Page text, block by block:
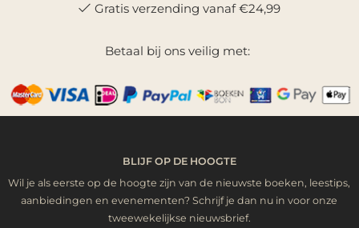
Gratis verzending vanaf €24,99
Betaal bij ons veilig met:
BLIJF OP DE HOOGTE
Wil je als eerste op de hoogte zijn van de nieuwste boeken, leestips,
aanbiedingen en evenementen? Schrijf je dan nu in voor onze
tweewekelijkse nieuwsbrief.